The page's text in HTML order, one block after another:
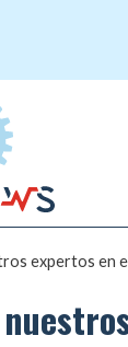
expertos en